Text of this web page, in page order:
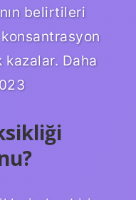
belirtileri
kazalar. Daha